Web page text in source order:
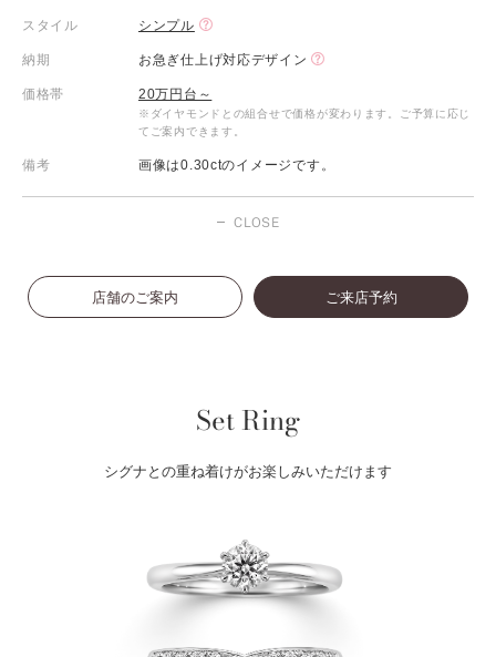
スタイル シンプル
納期 お急ぎ仕上げ対応デザイン
価格帯 20万円台～
※ダイヤモンドとの組合せで価格が変わります。ご予算に応じ
てご案内できます。
備考 画像は0.30ctのイメージです。
CLOSE
店舗のご案内 ご来店予約
Set Ring
シグナとの重ね着けがお楽しみいただけます